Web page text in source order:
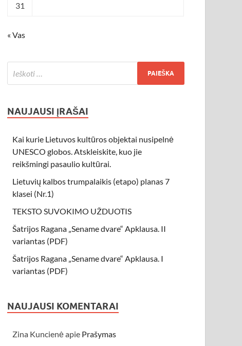
31
« Vas
NAUJAUSI ĮRAŠAI
Kai kurie Lietuvos kultūros objektai nusipelnė
UNESCO globos. Atskleiskite, kuo jie
reikšmingi pasaulio kultūrai.
Lietuvių kalbos trumpalaikis (etapo) planas 7
klasei (Nr.1)
TEKSTO SUVOKIMO UŽDUOTIS
Šatrijos Ragana „Sename dvare“ Apklausa. II
variantas (PDF)
Šatrijos Ragana „Sename dvare“ Apklausa. I
variantas (PDF)
NAUJAUSI KOMENTARAI
Zina Kuncienėapie Prašymas